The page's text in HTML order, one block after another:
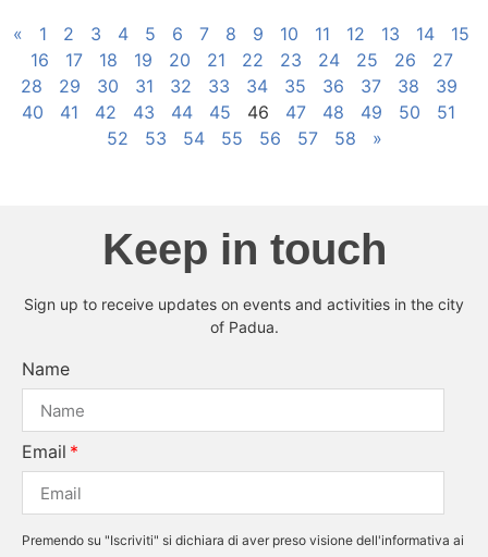
« 1 2 3 4 5 6 7 8 9 10 11 12 13 14
15
16
17 18 19 20 21 22 23 24 25 26
27
28
29 30 31 32 33 34 35 36 37 38
39
40
41 42 43 44 45 46 47 48 49 50
51
52
53 54 55 56 57 58 »
Keep in touch
Sign up to receive updates on events and activities in the city
of Padua.
Name
Email
Premendo su "Iscriviti" si dichiara di aver preso visione dell'informativa ai